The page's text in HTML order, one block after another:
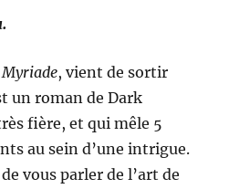
Myriade, vient de sortir
un roman de Dark
fière, et qui mêle 5
au sein d’une intrigue.
vous parler de l’art de